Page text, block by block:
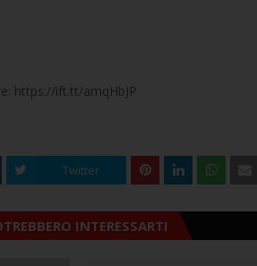
https://ift.tt/amqHbJP
Twitter
INTERESSARTI